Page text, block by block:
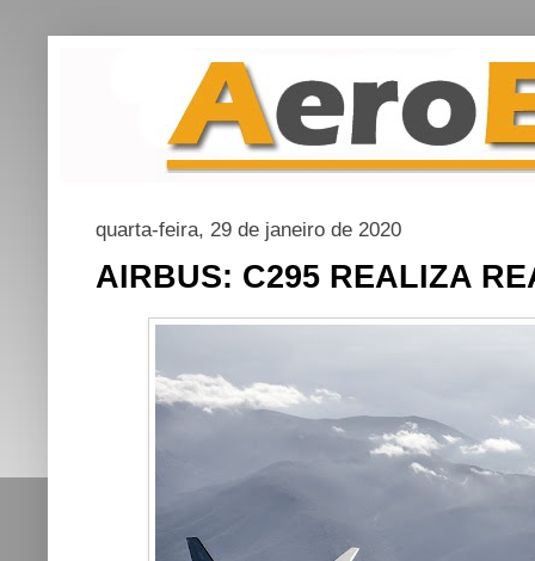
quarta-feira, 29 de janeiro de 2020
AIRBUS: C295 REALIZA